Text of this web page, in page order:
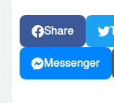
Share
Messenger